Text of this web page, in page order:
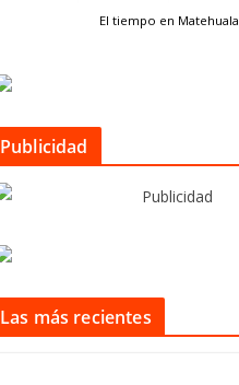
El tiempo en Matehuala
Publicidad
Las más recientes